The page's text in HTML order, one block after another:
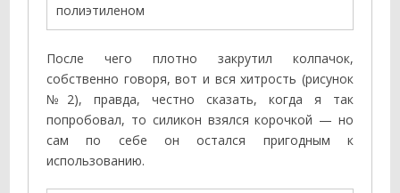
полиэтиленом
После чего плотно закрутил колпачок,
собственно говоря, вот и вся хитрость (рисунок
№2), правда, честно сказать, когда я так
попробовал, то силикон взялся корочкой — но
сам по себе он остался пригодным к
использованию.